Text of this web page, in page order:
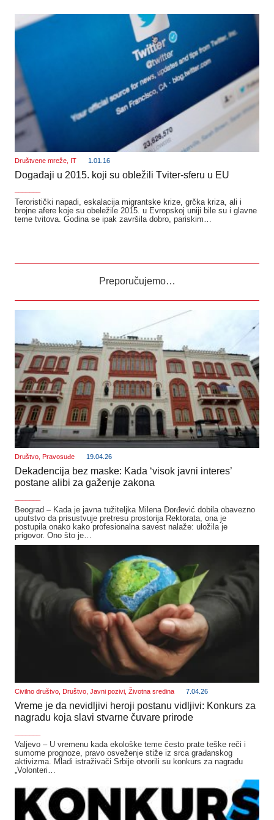
Društvene mreže IT 1.01.16
Događaji u 2015. koji su obležili Tviter-sferu u EU
Teroristički napadi, eskalacija migrantske krize, grčka kriza, ali i
brojne afere koje su obeležile 2015. u Evropskoj uniji bile su i glavne
teme tvitova. Godina se ipak završila dobro, pariskim…
Preporučujemo…
Društvo, Pravosuđe 19.04.26
Dekadencija bez maske: Kada ‘visok javni interes’
postane alibi za gaženje zakona
Beograd – Kada je javna tužiteljka Milena Đorđević dobila obavezno
uputstvo da prisustvuje pretresu prostorija Rektorata, ona je
postupila onako kako profesionalna savest nalaže: uložila je
prigovor. Ono što je…
Civilno društvo, Društvo, Javni pozivi, Životna sredina 7.04.26
Vreme je da nevidljivi heroji postanu vidljivi: Konkurs za
nagradu koja slavi stvarne čuvare prirode
Valjevo – U vremenu kada ekološke teme često prate teške reči i
sumorne prognoze, pravo osveženje stiže iz srca građanskog
aktivizma. Mladi istraživači Srbije otvorili su konkurs za nagradu
„Volonteri…